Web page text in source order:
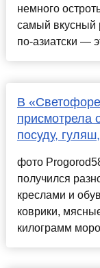
немного
самый вкусный
по-азиатски —
В
присмотрела
посуду,
фото
получился
креслами и
коврики,
килограмм